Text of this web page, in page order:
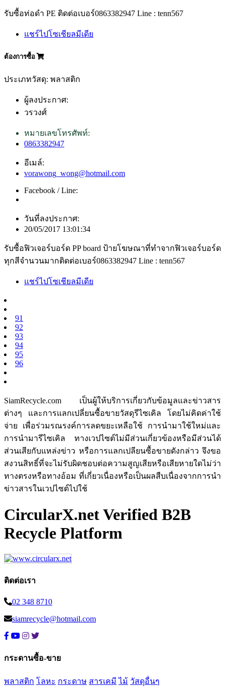
รับซื้อท่อดำ PE ติดต่อเบอร์0863382947 Line : tenn567
แชร์ไปโซเชียลมีเดีย
ต้องการซื้อ
ประเภทวัสดุ: พลาสติก
ผู้ลงประกาศ:
วรวงศ์
หมายเลขโทรศัพท์:
0863382947
อีเมล์:
vorawong_wong@hotmail.com
Facebook / Line:
วันที่ลงประกาศ:
20/05/2017 13:01:34
รับซื้อฟิวเจอร์บอร์ด PP board ป้ายโฆษณาที่ทำจากฟิวเจอร์บอร์ด
ทุกสีจำนวนมากติดต่อเบอร์0863382947 Line : tenn567
แชร์ไปโซเชียลมีเดีย
91
92
93
94
95
96
SiamRecycle.com เป็นผู้ให้บริการเกี่ยวกับข้อมูลและข่าวสาร
ต่างๆ และการแลกเปลี่ยนซื้อขายวัสดุรีไซเคิล โดยไม่คิดค่าใช้
จ่าย เพื่อร่วมรณรงค์การลดขยะเหลือใช้ การนำมาใช้ใหม่และ
การนำมารีไซเคิล ทางเวปไซต์ไม่มีส่วนเกี่ยวข้องหรือมีส่วนได้
ส่วนเสียกับแหล่งข่าว หรือการแลกเปลียนซื้อขายดังกล่าว จึงขอ
สงวนสิทธิ์ที่จะไม่รับผิดชอบต่อความสูญเสียหรือเสียหายใดไม่ว่า
ทางตรงหรือทางอ้อม ที่เกี่ยวเนื่องหรือเป็นผลสืบเนื่องจากการนำ
ข่าวสารในเวปไซต์ไปใช้
CircularX.net Verified B2B
Recycle Platform
ติดต่อเรา
02 348 8710
siamrecycle@hotmail.com
กระดานซื้อ-ขาย
พลาสติก โลหะ กระดาษ สารเคมี ไม้ วัสดุอื่นๆ